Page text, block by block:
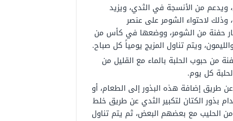
ويدعم من الأنسجة في الثدي، ويزيد
وذلك لاحتواء الشومر على عنصر
حفنة من الشومر، ووضعها في كأس من
ويتم تناول المزيج يومياً كل صباح.
من حبوب الحلبة بالماء مع القليل من
كل يوم.
طريق إضافة هذه البذور إلى الطعام، أو
بذور الكتان لتكبير الثدي عن طريق خلط
الحليب مع بعضهم البعض، ثم يتم تناول